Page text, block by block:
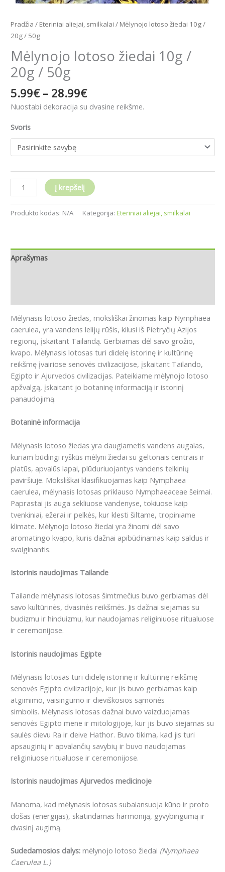
Pradžia / Eteriniai aliejai, smilkalai / Mėlynojo lotoso žiedai 10g /
20g / 50g
Mėlynojo lotoso žiedai 10g /
20g / 50g
5.99€ – 28.99€
Nuostabi dekoracija su dvasine reikšme.
Svoris
Į krepšelį
Produkto kodas: N/A Kategorija: Eteriniai aliejai, smilkalai
Aprašymas
Mėlynasis lotoso žiedas, moksliškai žinomas kaip Nymphaea
caerulea, yra vandens lelijų rūšis, kilusi iš Pietryčių Azijos
regionų, įskaitant Tailandą. Gerbiamas dėl savo grožio,
kvapo. Mėlynasis lotosas turi didelę istorinę ir kultūrinę
reikšmę įvairiose senovės civilizacijose, įskaitant Tailando,
Egipto ir Ajurvedos civilizacijas. Pateikiame mėlynojo lotoso
apžvalgą, įskaitant jo botaninę informaciją ir istorinį
panaudojimą.
Botaninė informacija
Mėlynasis lotoso žiedas yra daugiametis vandens augalas,
kuriam būdingi ryškūs mėlyni žiedai su geltonais centrais ir
platūs, apvalūs lapai, plūduriuojantys vandens telkinių
paviršiuje. Moksliškai klasifikuojamas kaip Nymphaea
caerulea, mėlynasis lotosas priklauso Nymphaeaceae šeimai.
Paprastai jis auga sekliuose vandenyse, tokiuose kaip
tvenkiniai, ežerai ir pelkės, kur klesti šiltame, tropiniame
klimate. Mėlynojo lotoso žiedai yra žinomi dėl savo
aromatingo kvapo, kuris dažnai apibūdinamas kaip saldus ir
svaiginantis.
Istorinis naudojimas Tailande
Tailande mėlynasis lotosas šimtmečius buvo gerbiamas dėl
savo kultūrinės, dvasinės reikšmės. Jis dažnai siejamas su
budizmu ir hinduizmu, kur naudojamas religiniuose ritualuose
ir ceremonijose.
Istorinis naudojimas Egipte
Mėlynasis lotosas turi didelę istorinę ir kultūrinę reikšmę
senovės Egipto civilizacijoje, kur jis buvo gerbiamas kaip
atgimimo, vaisingumo ir dieviškosios sąmonės
simbolis. Mėlynasis lotosas dažnai buvo vaizduojamas
senovės Egipto mene ir mitologijoje, kur jis buvo siejamas su
saulės dievu Ra ir deive Hathor. Buvo tikima, kad jis turi
apsauginių ir apvalančių savybių ir buvo naudojamas
religiniuose ritualuose ir ceremonijose.
Istorinis naudojimas Ajurvedos medicinoje
Manoma, kad mėlynasis lotosas subalansuoja kūno ir proto
došas (energijas), skatindamas harmoniją, gyvybingumą ir
dvasinį augimą.
Sudedamosios dalys: mėlynojo lotoso žiedai (Nymphaea
Caerulea L.)